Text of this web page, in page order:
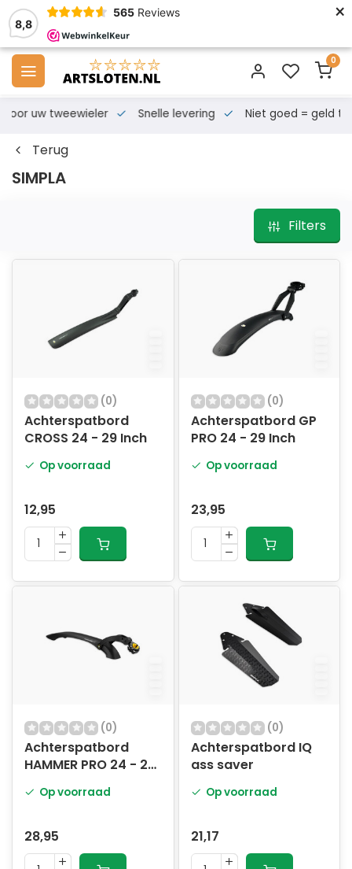
8,8
565 Reviews ×
0
voor uw tweewieler Snelle levering Niet goed = geld
Terug
SIMPLA
Filters
(0)
Achterspatbord
CROSS 24 - 29 Inch
Op voorraad
12,95
(0)
Achterspatbord GP
PRO 24 - 29 Inch
Op voorraad
23,95
(0)
Achterspatbord
HAMMER PRO 24 - 29
Op voorraad
28,95
(0)
Achterspatbord IQ
ass saver
Op voorraad
21,17